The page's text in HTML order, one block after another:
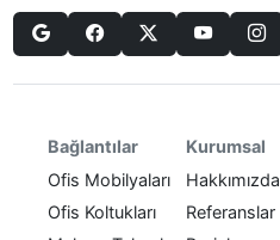
Bağlantılar
Ofis Mobilyaları
Ofis Koltukları
Kurumsal
Hakkımızda
Referanslar